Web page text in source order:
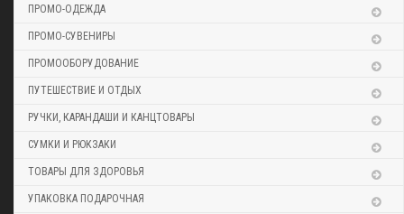
ПРОМО-ОДЕЖДА
ПРОМО-СУВЕНИРЫ
ПРОМООБОРУДОВАНИЕ
ПУТЕШЕСТВИЕ И ОТДЫХ
РУЧКИ, КАРАНДАШИ И КАНЦТОВАРЫ
СУМКИ И РЮКЗАКИ
ТОВАРЫ ДЛЯ ЗДОРОВЬЯ
УПАКОВКА ПОДАРОЧНАЯ